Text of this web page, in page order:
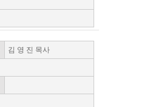
김 영 진 목사